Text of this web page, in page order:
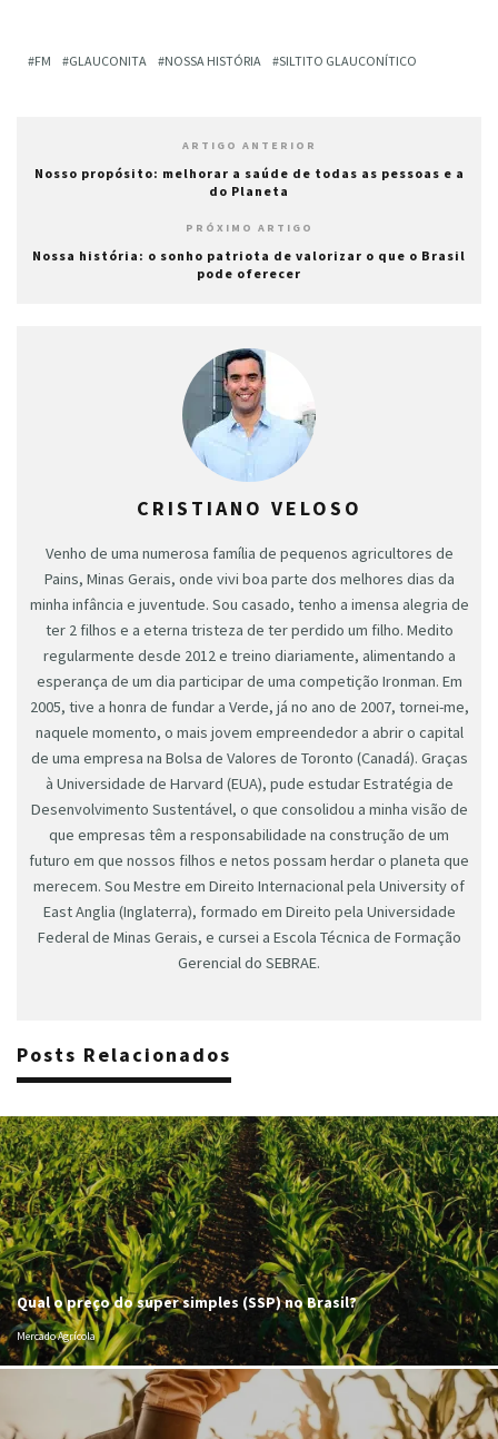
FM GLAUCONITA NOSSA HISTÓRIA SILTITO GLAUCONÍTICO
ARTIGO ANTERIOR
Nosso propósito: melhorar a saúde de todas as pessoas e a
do Planeta
PRÓXIMO ARTIGO
Nossa história: o sonho patriota de valorizar o que o Brasil
pode oferecer
CRISTIANO VELOSO
Venho de uma numerosa família de pequenos agricultores de
Pains, Minas Gerais, onde vivi boa parte dos melhores dias da
minha infância e juventude. Sou casado, tenho a imensa alegria de
ter 2 filhos e a eterna tristeza de ter perdido um filho. Medito
regularmente desde 2012 e treino diariamente, alimentando a
esperança de um dia participar de uma competição Ironman. Em
2005, tive a honra de fundar a Verde, já no ano de 2007, tornei-me,
naquele momento, o mais jovem empreendedor a abrir o capital
de uma empresa na Bolsa de Valores de Toronto (Canadá). Graças
à Universidade de Harvard (EUA), pude estudar Estratégia de
Desenvolvimento Sustentável, o que consolidou a minha visão de
que empresas têm a responsabilidade na construção de um
futuro em que nossos filhos e netos possam herdar o planeta que
merecem. Sou Mestre em Direito Internacional pela University of
East Anglia (Inglaterra), formado em Direito pela Universidade
Federal de Minas Gerais, e cursei a Escola Técnica de Formação
Gerencial do SEBRAE.
Posts Relacionados
Qual o preço do super simples (SSP) no Brasil?
Mercado Agrícola